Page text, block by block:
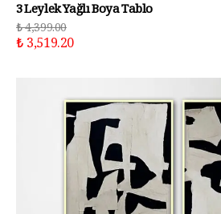
3 Leylek Yağlı Boya Tablo
₺ 4,399.00
₺ 3,519.20